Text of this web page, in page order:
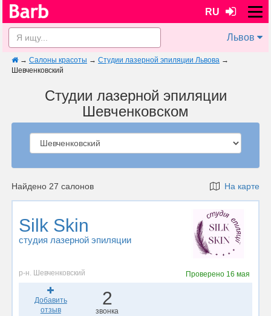
RU
Львов
→ Салоны красоты → Студии лазерной эпиляции Львова →
Шевченковский
Студии лазерной эпиляции
Шевченковском
Найдено 27 салонов На карте
Silk Skin
студия лазерной эпиляции
р-н. Шевченковский Проверено 16 мая
Добавить
отзыв
2
звонка